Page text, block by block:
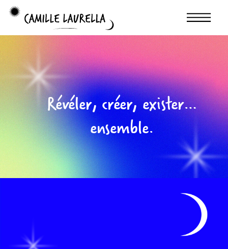
Révéler, créer, exister…
ensemble.